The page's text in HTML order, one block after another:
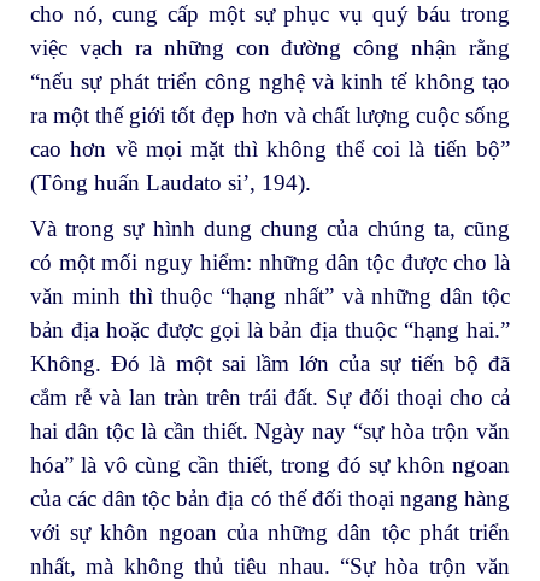
cho nó, cung cấp một sự phục vụ quý báu trong
việc vạch ra những con đường công nhận rằng
“nếu sự phát triển công nghệ và kinh tế không tạo
ra một thế giới tốt đẹp hơn và chất lượng cuộc sống
cao hơn về mọi mặt thì không thể coi là tiến bộ”
(Tông huấn Laudato si’, 194).
Và trong sự hình dung chung của chúng ta, cũng
có một mối nguy hiểm: những dân tộc được cho là
văn minh thì thuộc “hạng nhất” và những dân tộc
bản địa hoặc được gọi là bản địa thuộc “hạng hai.”
Không. Đó là một sai lầm lớn của sự tiến bộ đã
cắm rễ và lan tràn trên trái đất. Sự đối thoại cho cả
hai dân tộc là cần thiết. Ngày nay “sự hòa trộn văn
hóa” là vô cùng cần thiết, trong đó sự khôn ngoan
của các dân tộc bản địa có thế đối thoại ngang hàng
với sự khôn ngoan của những dân tộc phát triển
nhất, mà không thủ tiêu nhau. “Sự hòa trộn văn